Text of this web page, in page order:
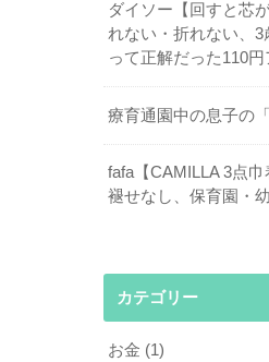
ダイソー【回すと芯
れない・折れない、
って正解だった110円
療育通園中の息子の
fafa【CAMILLA 3点
褪せなし、保育園・
カテゴリー
お金 (1)